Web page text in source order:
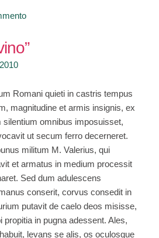
su
di
(I)”
Romani quieti in castris tempus
magnitudine et armis insignis, ex
omnibus imposuisset,
ut secum ferro decerneret.
militum M. Valerius, qui
et armatus in medium processit
Sed dum adulescens
conserit, corvus consedit in
putavit de caelo deos misisse,
propitia in pugna adessent. Ales,
levans se alis, os oculosque